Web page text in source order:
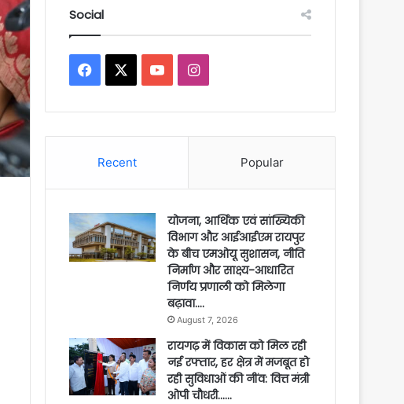
Social
Facebook YouTubeInstagram
Recent Popular
योजना, आर्थिक एवं सांख्यिकी
विभाग और आईआईएम रायपुर
के बीच एमओयू सुशासन, नीति
निर्माण और साक्ष्य-आधारित
निर्णय प्रणाली को मिलेगा
बढ़ावा….
August 7, 2026
रायगढ़ में विकास को मिल रही
नई रफ्तार, हर क्षेत्र में मजबूत हो
रही सुविधाओं की नींव: वित्त मंत्री
ओपी चौधरी……